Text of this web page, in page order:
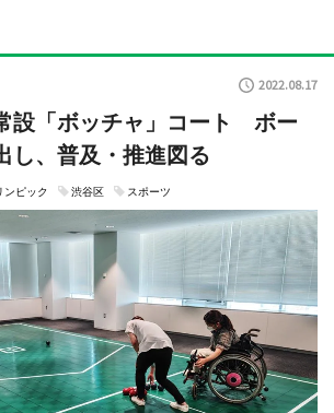
2022.08.17
設「ボッチャ」コート ボー
し、普及・推進図る
ンピック 渋谷区 スポーツ